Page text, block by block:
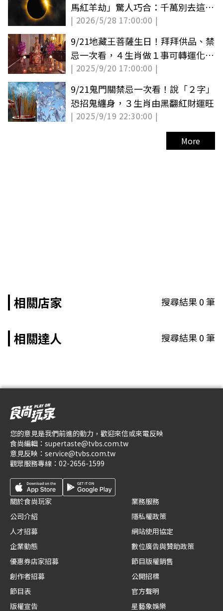
馬紅羊劫」驚人巧合：千萬別去這些
地方
| 2026/5/28 17:00:00 |
9/21地藏王菩薩生日！拜拜供品、禁
忌一次看，４生肖做１事可轉運化解
是非
| 2025/9/20 17:00:00 |
9/21鬼門關禁忌一次看！說「２字」
恐招鬼纏身，３生肖由黑翻紅財運旺
| 2025/9/19 22:30:00 |
More
相關店家 搜尋結果0筆
相關達人 搜尋結果0筆
您的意見是我們前進的動力，歡迎來信或來電反映
食尚編輯： supertaste@tvbs.com.tw
意見反映： service@tvbs.com.tw
觀眾服務專線： 02-2656-1599
關於食尚玩家
公司介紹
人才招募
企業動態
優惠券店家招募
創作者招募
節目表
版權宣告
業務服務
隱私權政策
網站使用協定
數位廣告與贊助政策
節目版權銷售
公開招標
官方聲明
星藝象娛樂